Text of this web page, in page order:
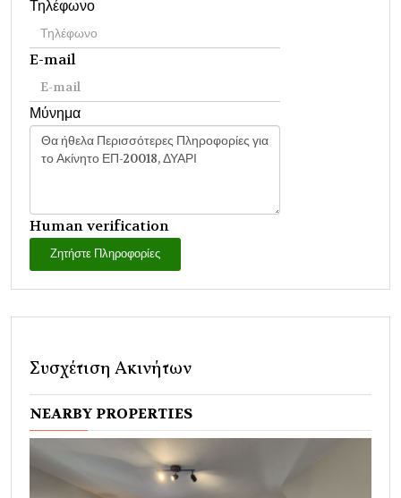
Τηλέφωνο
E-mail
Μύνημα
Human verification
Ζητήστε Πληροφορίες
Συσχέτιση Ακινήτων
NEARBY PROPERTIES